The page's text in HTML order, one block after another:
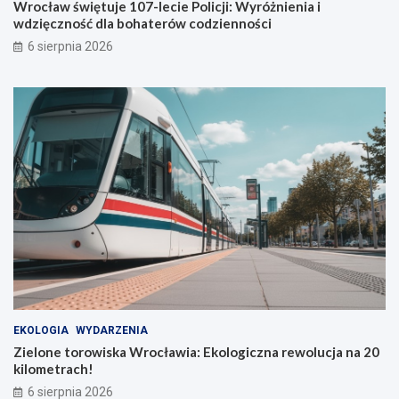
w
i
a
u
s
ó
w
i
w
d
z
n
o
ś
ć
d
l
a
b
o
h
t
e
r
ó
Wrocław świętuje 107-lecie Policji: Wyróżnienia i
wdzięczność dla bohaterów codzienności
6 sierpnia 2026
EKOLOGIA WYDARZENIA
Zielone torowiska Wrocławia: Ekologiczna rewolucja na 20
kilometrach!
6 sierpnia 2026